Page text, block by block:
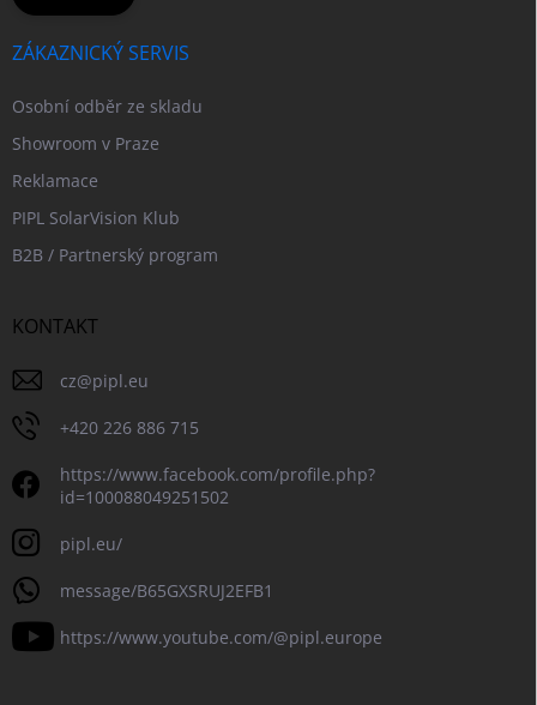
ZÁKAZNICKÝ SERVIS
Osobní odběr ze skladu
Showroom v Praze
Reklamace
PIPL SolarVision Klub
B2B / Partnerský program
KONTAKT
cz@pipl.eu
+420 226 886 715
https://www.facebook.com/profile.php?
id=100088049251502
pipl.eu/
message/B65GXSRUJ2EFB1
https://www.youtube.com/@pipl.europe